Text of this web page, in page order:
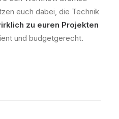
euch dabei, die Technik
zu euren Projekten
und budgetgerecht.